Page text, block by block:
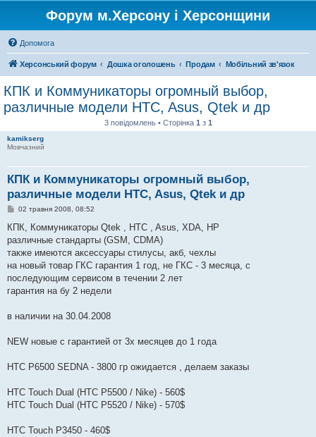
Форум м.Херсону і Херсонщини
Допомога
Херсонський форум Дошка оголошень Продам Мобільний зв'язок
КПК и Коммуникаторы огромный выбор,
различные модели HTC, Asus, Qtek и др
3 повідомлень • Сторінка 1 з 1
kamikserg
Мовчазний
КПК и Коммуникаторы огромный выбор,
различные модели HTC, Asus, Qtek и др
П
в
д
о
л
е
н
02 травня 2008, 08:52
КПК, Коммуникаторы Qtek , HTC , Asus, XDA, HP
различные стандарты (GSM, CDMA)
также имеются аксессуары стилусы, акб, чехлы
на новый товар ГКС гарантия 1 год, не ГКС - 3 месяца, с
последующим сервисом в течении 2 лет
гарантия на бу 2 недели
в наличии на 30.04.2008
NEW новые с гарантией от 3х месяцев до 1 года
HTC P6500 SEDNA - 3800 гр ожидается , делаем заказы
HTC Touch Dual (HTC P5500 / Nike) - 560$
HTC Touch Dual (HTC P5520 / Nike) - 570$
HTC Touch P3450 - 460$